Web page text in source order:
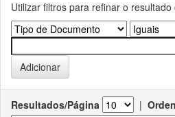
Utilizar filtros para refinar o resultado
Resultados/Página |